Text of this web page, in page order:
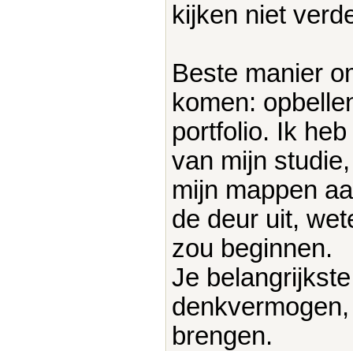
kijken niet
Beste manier
komen:
portfolio. Ik
van mijn
mijn mappen
de deur uit,
zou beginnen.
Je
brengen.